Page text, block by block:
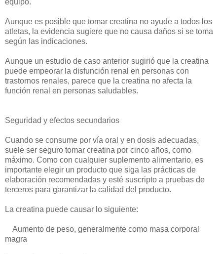
equipo.
Aunque es posible que tomar creatina no ayude a todos los
atletas, la evidencia sugiere que no causa daños si se toma
según las indicaciones.
Aunque un estudio de caso anterior sugirió que la creatina
puede empeorar la disfunción renal en personas con
trastornos renales, parece que la creatina no afecta la
función renal en personas saludables.
Seguridad y efectos secundarios
Cuando se consume por vía oral y en dosis adecuadas,
suele ser seguro tomar creatina por cinco años, como
máximo. Como con cualquier suplemento alimentario, es
importante elegir un producto que siga las prácticas de
elaboración recomendadas y esté suscripto a pruebas de
terceros para garantizar la calidad del producto.
La creatina puede causar lo siguiente:
Aumento de peso, generalmente como masa corporal
magra